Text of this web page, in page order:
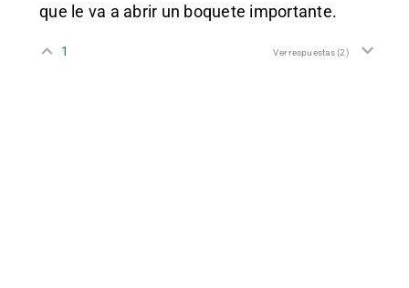
que le va a abrir un boquete importante.
1 Ver respuestas(2)